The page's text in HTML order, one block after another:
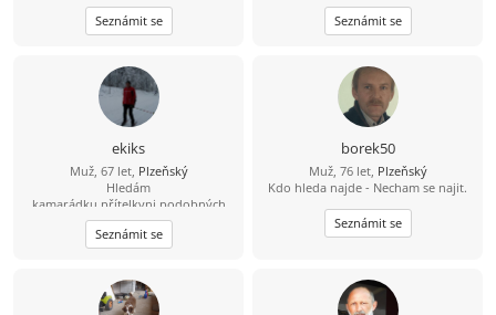
Seznámit se
Seznámit se
ekiks
Muž, 67 let, Plzeňský
Hledám
kamarádku,přítelkyni,podobných
zájmů a životního stylu.
Seznámit se
borek50
Muž, 76 let, Plzeňský
Kdo hleda najde - Necham se najit.
Seznámit se